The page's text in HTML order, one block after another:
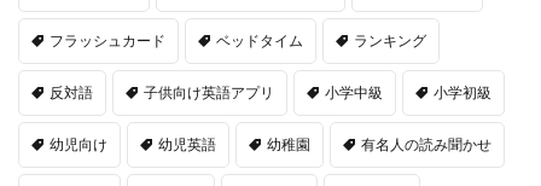
フラッシュカード ベッドタイム ランキング
反対語 子供向け英語アプリ 小学中級 小学初級
幼児向け 幼児英語 幼稚園 有名人の読み聞かせ